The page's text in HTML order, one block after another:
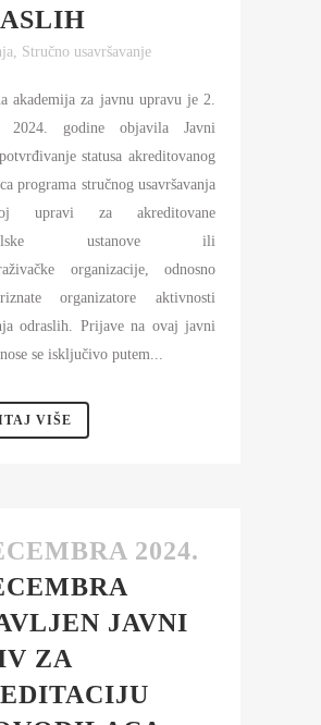
Stručno usavršavanje
akademija za javnu upravu je 2.
2024. godine objavila Javni
statusa akreditovanog
programa stručnog usavršavanja
upravi za akreditovane
ustanove ili
organizacije, odnosno
organizatore aktivnosti
odraslih. Prijave na ovaj javni
se isključivo putem...
VIŠE
2024.
JAVNI
ZA